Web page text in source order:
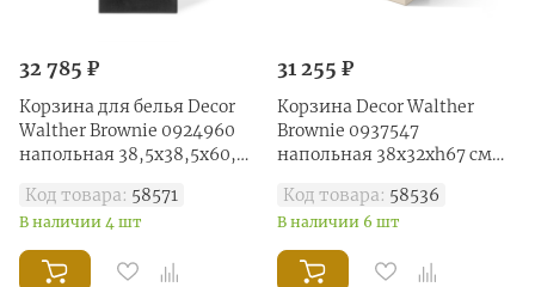
32 785 ₽
Корзина для белья Decor
Walther Brownie 0924960
напольная 38,5х38,5х60,5
Код товара: 58571
В наличии 4 шт
31 255 ₽
Корзина Decor Walther
Brownie 0937547
напольная 38х32хh67 см
песочно-бежевый
Код товара: 58536
В наличии 6 шт